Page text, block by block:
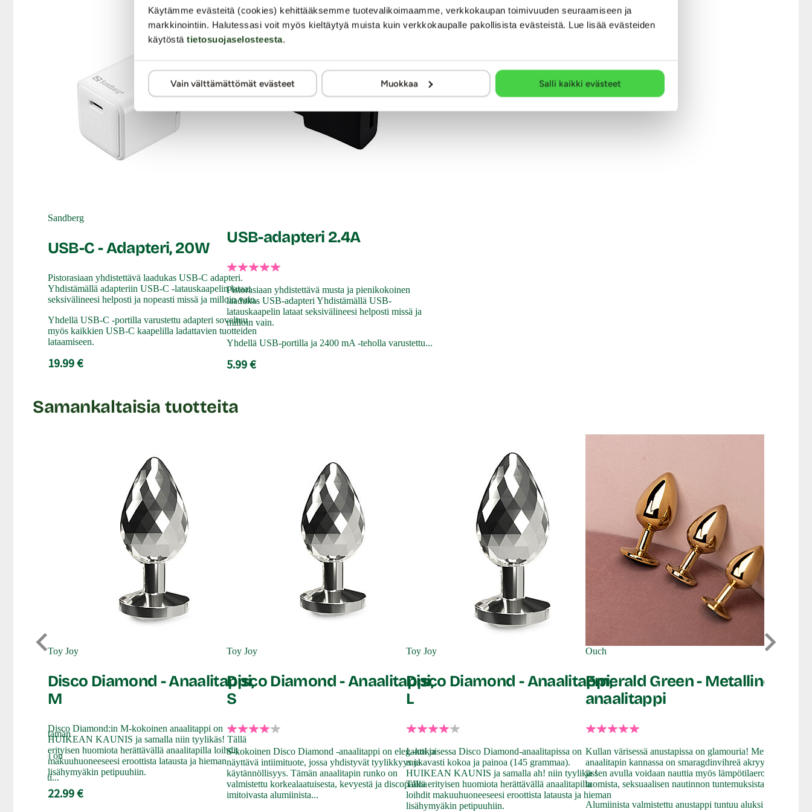
Käytämme evästeitä (cookies) kehittääksemme tuotevalikoimaamme, verkkokaupan toimivuuden seuraamiseen ja
markkinointiin. Halutessasi voit myös kieltäytyä muista kuin verkkokaupalle pakollisista evästeistä. Lue lisää evästeiden
käytöstä tietosuojaselosteesta.
Vain välttämättömät evästeet Muokkaa Salli kaikki evästeet
Lähetyspaketin koko: 20 x 11 x 9 cm
Lähetyksen paino: ~ 0.5 kg
Sandberg
USB-C - Adapteri, 20W
Pistorasiaan yhdistettävä laadukas USB-C adapteri.
Yhdistämällä adapteriin USB-C -latauskaapelin lataat
seksivälineesi helposti ja nopeasti missä ja milloin vain.
Yhdellä USB-C -portilla varustettu adapteri soveltuu
myös kaikkien USB-C kaapelilla ladattavien tuotteiden
lataamiseen.
19.99 €
USB-adapteri 2.4A
Pistorasiaan yhdistettävä musta ja pienikokoinen
laadukas USB-adapteri Yhdistämällä USB-
latauskaapelin lataat seksivälineesi helposti missä ja
milloin vain.
Yhdellä USB-portilla ja 2400 mA -teholla varustettu...
5.99 €
Samankaltaisia tuotteita
hurmioon tämän
anaalitappi on
Elegantti...
Toy Joy
Disco Diamond - Anaalitappi,
M
Disco Diamond:in M-kokoinen anaalitappi on
HUIKEAN KAUNIS ja samalla niin tyylikäs! Tällä
erityisen huomiota herättävällä anaalitapilla loihdit
makuuhuoneeseesi eroottista latausta ja hieman
lisähymyäkin petipuuhiin.
22.99 €
Toy Joy
Disco Diamond - Anaalitappi,
S
S-kokoinen Disco Diamond -anaalitappi on elegantti ja
näyttävä intiimituote, jossa yhdistyvät tyylikkyys ja
käytännöllisyys. Tämän anaalitapin runko on
valmistettu korkealaatuisesta, kevyestä ja discopalloa
imitoivasta alumiinista...
Toy Joy
Disco Diamond - Anaalitappi,
L
L-kokoisessa Disco Diamond-anaalitapissa on
mukavasti kokoa ja painoa (145 grammaa).
HUIKEAN KAUNIS ja samalla ah! niin tyylikäs!
Tällä erityisen huomiota herättävällä anaalitapilla
loihdit makuuhuoneeseesi eroottista latausta ja hieman
lisähymyäkin petipuuhiin.
Ouch
Emerald Green - Metallinen
anaalitappi
Kullan värisessä anustapissa on glamouria! Metallisen
anaalitapin kannassa on smaragdinvihreä akryylikoriste
ja sen avulla voidaan nauttia myös lämpötilaerojen
tuomista, seksuaalisen nautinnon tuntemuksista.
Alumiinista valmistettu anustappi tuntuu aluksi